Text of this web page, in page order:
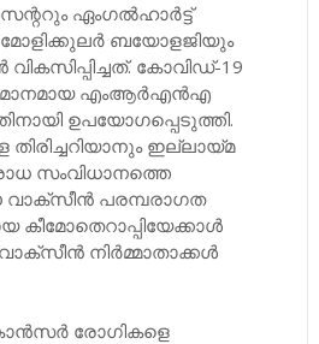
ഏംഗല്‍ഹാര്‍ട്ട്‌
മോളിക്കുലര്‍ ബയോളജിയും
കോവിഡ്‌-19
എംആര്‍എന്‍എ
ഉപയോഗപ്പെടുത്തി.
ഇല്ലായ്‌മ
സംവിധാനത്തെ
വാക്‌സീന്‍ പരമ്പരാഗത
നിര്‍മ്മാതാക്കള്‍
രോഗികളെ